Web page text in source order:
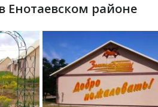
Енотаевском районе